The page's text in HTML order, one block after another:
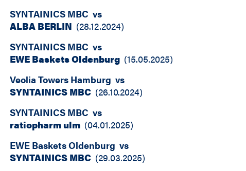
SYNTAINICS MBC vs
ALBA BERLIN (28.12.2024)
SYNTAINICS MBC vs
EWE Baskets Oldenburg (15.05.2025)
Veolia Towers Hamburg vs
SYNTAINICS MBC (26.10.2024)
SYNTAINICS MBC vs
ratiopharm ulm (04.01.2025)
EWE Baskets Oldenburg vs
SYNTAINICS MBC (29.03.2025)